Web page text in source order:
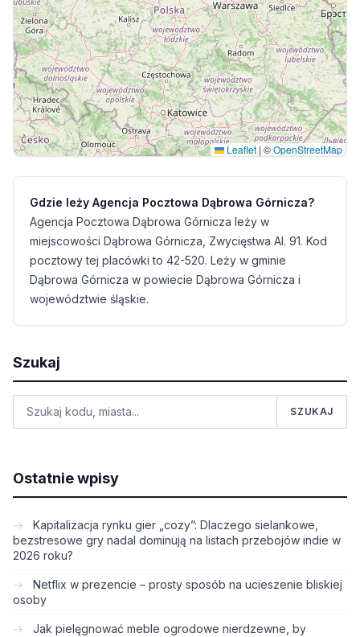
Leaflet | ©OpenStreetMap
Gdzie leży Agencja Pocztowa Dąbrowa Górnicza?
Agencja Pocztowa Dąbrowa Górnicza leży w
miejscowości Dąbrowa Górnicza, Zwycięstwa Al. 91. Kod
pocztowy tej placówki to 42-520. Leży w gminie
Dąbrowa Górnicza w powiecie Dąbrowa Górnicza i
województwie śląskie.
Szukaj
SZUKAJ
Ostatnie wpisy
Kapitalizacja rynku gier „cozy”: Dlaczego sielankowe,
bezstresowe gry nadal dominują na listach przebojów indie w
2026 roku?
Netflix w prezencie – prosty sposób na ucieszenie bliskiej
osoby
Jak pielęgnować meble ogrodowe nierdzewne, by